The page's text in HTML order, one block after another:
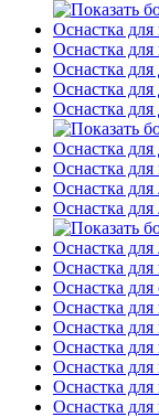
Оснастка для
Оснастка для
Оснастка
Оснастка для
Оснастка для
Оснастка для
Оснастка для
Оснастка
Оснастка
Оснастка для
Оснастка
Оснастка
Оснастка для
Оснастка для
Оснастка
Оснастка
Оснастка
Оснастка